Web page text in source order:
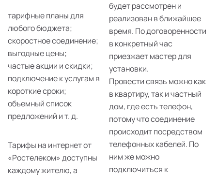
тарифные планы для
любого бюджета;
скоростное соединение;
выгодные цены;
частые акции и скидки;
подключение к услугам в
короткие сроки;
объемный список
предложений и т. д.
Тарифы на интернет от
«Ростелеком» доступны
каждому жителю, а
будет рассмотрен и
реализован в ближайшее
время. По договоренности
в конкретный час
приезжает мастер для
установки.
Провести связь можно как
в квартиру, так и частный
дом, где есть телефон,
потому что соединение
происходит посредством
телефонных кабелей. По
ним же можно
подключиться к